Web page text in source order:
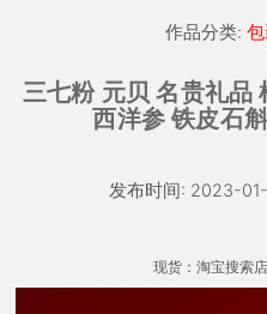
作品分类:
三七粉 元贝 名贵礼品
西洋参 铁皮石
发布时间: 2023-
现货：淘宝搜索